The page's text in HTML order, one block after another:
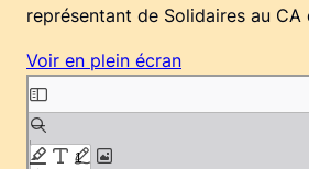
représentant de Solidaires au CA
Voir en plein écran
Aller
au
contenu